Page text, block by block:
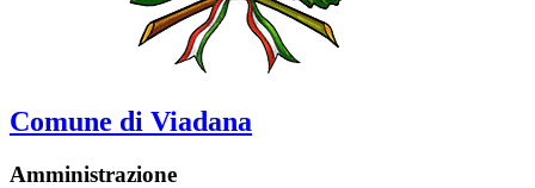
Comune di Viadana
Amministrazione